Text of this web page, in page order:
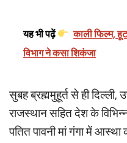
यह भी पढ़ें
काली फिल्म,
विभाग ने कसा शिकंजा
सुबह ब्रह्ममुहूर्त से ही दिल्ली,
राजस्थान सहित देश के
पतित पावनी मां गंगा में